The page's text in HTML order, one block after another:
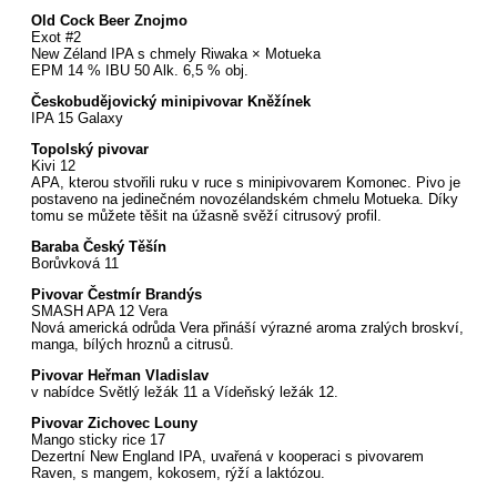
Old Cock Beer Znojmo
Exot #2
New Zéland IPA s chmely Riwaka × Motueka
EPM 14 % IBU 50 Alk. 6,5 % obj.
Českobudějovický minipivovar Kněžínek
IPA 15 Galaxy
Topolský pivovar
Kivi 12
APA, kterou stvořili ruku v ruce s minipivovarem Komonec. Pivo je
postaveno na jedinečném novozélandském chmelu Motueka. Díky
tomu se můžete těšit na úžasně svěží citrusový profil.
Baraba Český Těšín
Borůvková 11
Pivovar Čestmír Brandýs
SMASH APA 12 Vera
Nová americká odrůda Vera přináší výrazné aroma zralých broskví,
manga, bílých hroznů a citrusů.
Pivovar Heřman Vladislav
v nabídce Světlý ležák 11 a Vídeňský ležák 12.
Pivovar Zichovec Louny
Mango sticky rice 17
Dezertní New England IPA, uvařená v kooperaci s pivovarem
Raven, s mangem, kokosem, rýží a laktózou.